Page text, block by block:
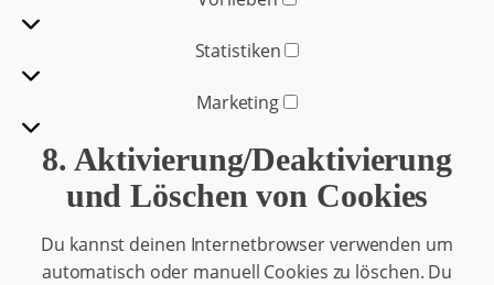
Statistiken Statistiken
Marketing Marketing
8. Aktivierung/Deaktivierung
und Löschen von Cookies
Du kannst deinen Internetbrowser verwenden um
automatisch oder manuell Cookies zu löschen. Du